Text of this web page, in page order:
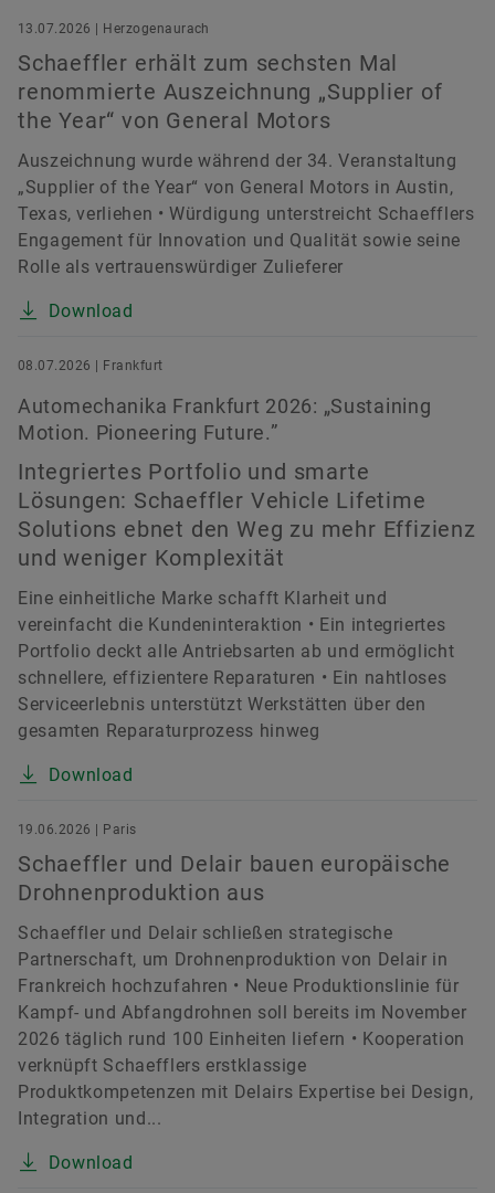
13.07.2026 | Herzogenaurach
Schaeffler erhält zum sechsten Mal
renommierte Auszeichnung „Supplier of
the Year“ von General Motors
Auszeichnung wurde während der 34. Veranstaltung
„Supplier of the Year“ von General Motors in Austin,
Texas, verliehen • Würdigung unterstreicht Schaefflers
Engagement für Innovation und Qualität sowie seine
Rolle als vertrauenswürdiger Zulieferer
Download
08.07.2026 | Frankfurt
Automechanika Frankfurt 2026: „Sustaining
Motion. Pioneering Future.”
Integriertes Portfolio und smarte
Lösungen: Schaeffler Vehicle Lifetime
Solutions ebnet den Weg zu mehr Effizienz
und weniger Komplexität
Eine einheitliche Marke schafft Klarheit und
vereinfacht die Kundeninteraktion • Ein integriertes
Portfolio deckt alle Antriebsarten ab und ermöglicht
schnellere, effizientere Reparaturen • Ein nahtloses
Serviceerlebnis unterstützt Werkstätten über den
gesamten Reparaturprozess hinweg
Download
19.06.2026 | Paris
Schaeffler und Delair bauen europäische
Drohnenproduktion aus
Schaeffler und Delair schließen strategische
Partnerschaft, um Drohnenproduktion von Delair in
Frankreich hochzufahren • Neue Produktionslinie für
Kampf- und Abfangdrohnen soll bereits im November
2026 täglich rund 100 Einheiten liefern • Kooperation
verknüpft Schaefflers erstklassige
Produktkompetenzen mit Delairs Expertise bei Design,
Integration und...
Download